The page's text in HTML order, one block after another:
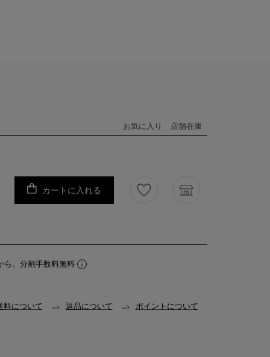
お気に入り 店舗在庫
カートに入れる
ら。分割手数料無料
料について 返品について ポイントについて